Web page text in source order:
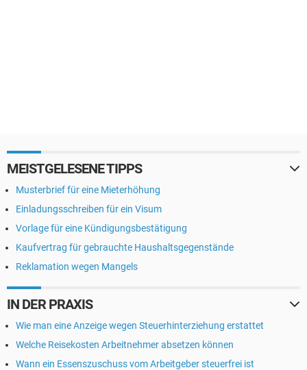
MEISTGELESENE TIPPS
Musterbrief für eine Mieterhöhung
Einladungsschreiben für ein Visum
Vorlage für eine Kündigungsbestätigung
Kaufvertrag für gebrauchte Haushaltsgegenstände
Reklamation wegen Mangels
IN DER PRAXIS
Wie man eine Anzeige wegen Steuerhinterziehung erstattet
Welche Reisekosten Arbeitnehmer absetzen können
Wann ein Essenszuschuss vom Arbeitgeber steuerfrei ist